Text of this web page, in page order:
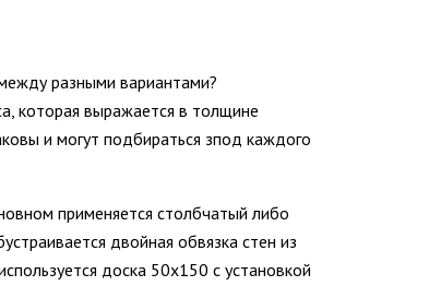
разными вариантами?
которая выражается в толщине
и могут подбираться зпод каждого
применяется столбчатый либо
двойная обвязка стен из
доска 50х150 с установкой